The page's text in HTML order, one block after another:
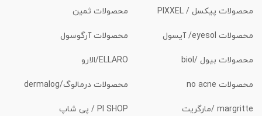
محصولات پیکسل / PIXXEL محصولات ثمین
محصولات eyesol/ آیسول محصولات آرگوسول
محصولات بیول /biol ELLARO/الارو
محصولات no acne محصولات درمالوگ/dermalog
margritte /مارگریت PI SHOP / پی شاپ